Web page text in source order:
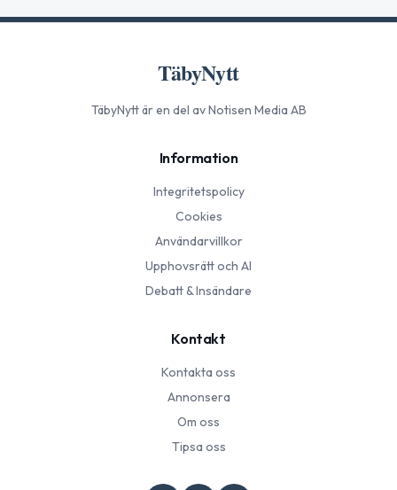
TäbyNytt
TäbyNyttär en del av Notisen Media AB
Information
Integritetspolicy
Cookies
Användarvillkor
Upphovsrätt och AI
Debatt & Insändare
Kontakt
Kontakta oss
Annonsera
Om oss
Tipsa oss